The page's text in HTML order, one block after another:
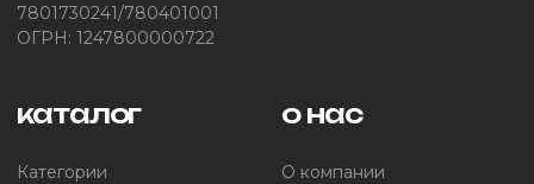
7801730241/780401001
ОГРН: 1247800000722
каталог
Категории
о нас
О компании